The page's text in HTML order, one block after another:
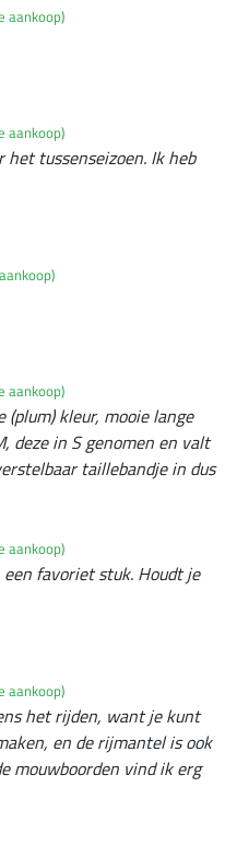
aankoop)
aankoop)
het tussenseizoen. Ik heb
aankoop)
(plum) kleur, mooie lange
deze in S genomen en valt
taillebandje in dus
aankoop)
favoriet stuk. Houdt je
aankoop)
het rijden, want je kunt
en de rijmantel is ook
mouwboorden vind ik erg